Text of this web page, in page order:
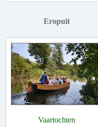
Eropuit
Vaartochten